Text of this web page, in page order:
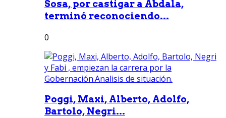
Sosa, por castigar a Abdala,
terminó reconociendo...
0
Poggi, Maxi, Alberto, Adolfo,
Bartolo, Negri...